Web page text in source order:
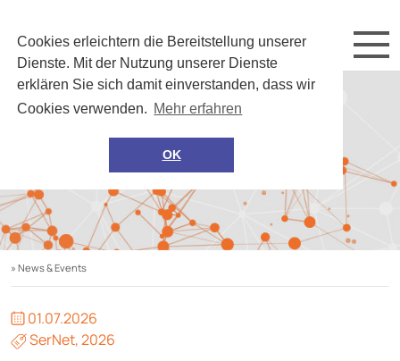
Cookies erleichtern die Bereitstellung unserer
Dienste. Mit der Nutzung unserer Dienste
erklären Sie sich damit einverstanden, dass wir
Cookies verwenden. Mehr erfahren
OK
» News & Events
01.07.2026
SerNet,2026